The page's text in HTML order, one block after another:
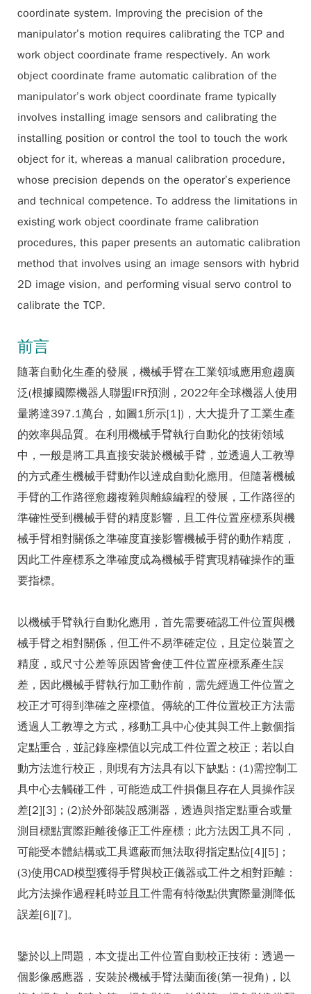
coordinate system. Improving the precision of the
manipulator’s motion requires calibrating the TCP and
work object coordinate frame respectively. An work
object coordinate frame automatic calibration of the
manipulator’s work object coordinate frame typically
involves installing image sensors and calibrating the
installing position or control the tool to touch the work
object for it, whereas a manual calibration procedure,
whose precision depends on the operator’s experience
and technical competence. To address the limitations in
existing work object coordinate frame calibration
procedures, this paper presents an automatic calibration
method that involves using an image sensors with hybrid
2D image vision, and performing visual servo control to
calibrate the TCP.
前言
隨著自動化生產的發展，機械手臂在工業領域應用愈趨廣
泛(根據國際機器人聯盟IFR預測，2022年全球機器人使用
量將達397.1萬台，如圖1所示[1])，大大提升了工業生產
的效率與品質。在利用機械手臂執行自動化的技術領域
中，一般是將工具直接安裝於機械手臂，並透過人工教導
的方式產生機械手臂動作以達成自動化應用。但隨著機械
手臂的工作路徑愈趨複雜與離線編程的發展，工作路徑的
準確性受到機械手臂的精度影響，且工件位置座標系與機
械手臂相對關係之準確度直接影響機械手臂的動作精度，
因此工件座標系之準確度成為機械手臂實現精確操作的重
要指標。
以機械手臂執行自動化應用，首先需要確認工件位置與機
械手臂之相對關係，但工件不易準確定位，且定位裝置之
精度，或尺寸公差等原因皆會使工件位置座標系產生誤
差，因此機械手臂執行加工動作前，需先經過工件位置之
校正才可得到準確之座標值。傳統的工件位置校正方法需
透過人工教導之方式，移動工具中心使其與工件上數個指
定點重合，並記錄座標值以完成工件位置之校正；若以自
動方法進行校正，則現有方法具有以下缺點：(1)需控制工
具中心去觸碰工件，可能造成工件損傷且存在人員操作誤
差[2][3]；(2)於外部裝設感測器，透過與指定點重合或量
測目標點實際距離後修正工件座標；此方法因工具不同，
可能受本體結構或工具遮蔽而無法取得指定點位[4][5]；
(3)使用CAD模型獲得手臂與校正儀器或工件之相對距離：
此方法操作過程耗時並且工件需有特徵點供實際量測降低
誤差[6][7]。
鑒於以上問題，本文提出工件位置自動校正技術：透過一
個影像感應器，安裝於機械手臂法蘭面後(第一視角)，以